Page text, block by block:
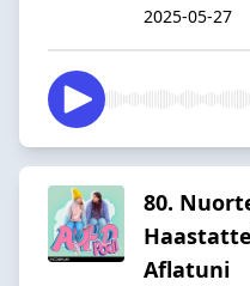
2025-05-27
80.
Aflatuni